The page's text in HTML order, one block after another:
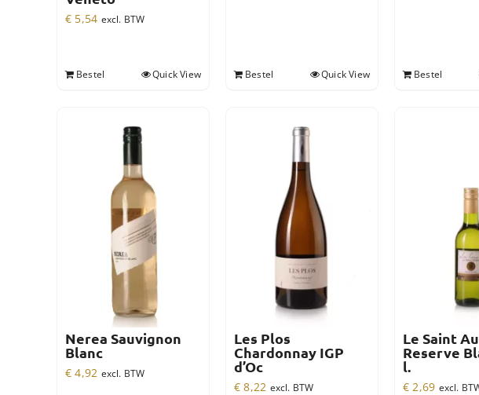
€ 5,54 excl. BTW
Bestel Quick View Bestel Quick View Bestel
Nerea Sauvignon
Blanc
€ 4,92 excl. BTW
Les Plos
Chardonnay IGP
d’Oc
€ 8,22 excl. BTW
Le Saint
Reserve
l.
€ 2,69 excl.